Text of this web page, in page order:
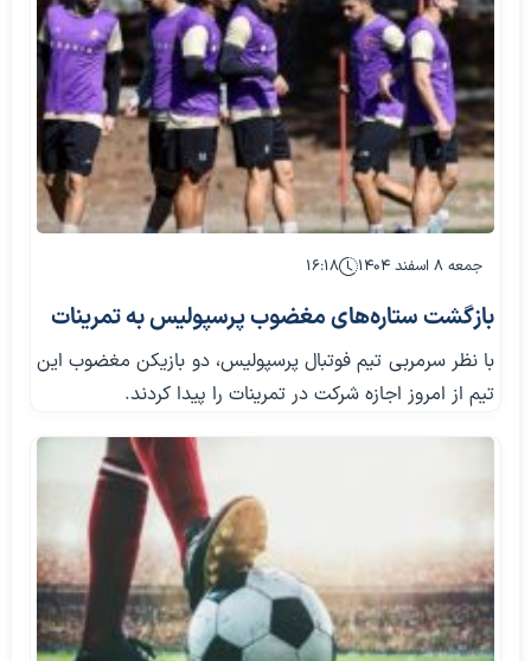
جمعه ۸ اسفند ۱۴۰۴ ۱۶:۱۸
بازگشت ستاره‌های مغضوب پرسپولیس به تمرینات
با نظر سرمربی تیم فوتبال پرسپولیس، دو بازیکن مغضوب این
تیم از امروز اجازه شرکت در تمرینات را پیدا کردند.